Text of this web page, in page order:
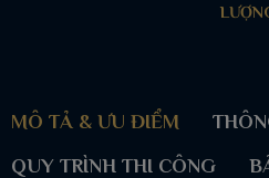
MÔ TẢ & ƯU ĐIỂM
QUY TRÌNH THI CÔNG